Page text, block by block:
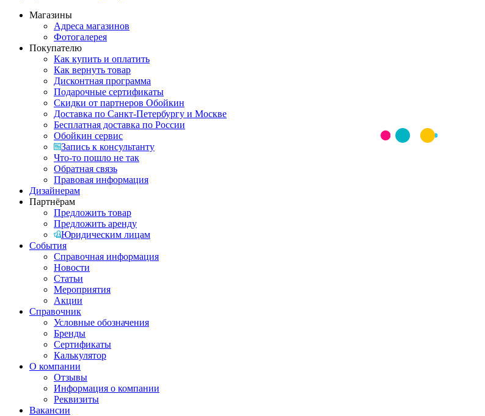
Магазины
Адреса магазинов
Фотогалерея
Покупателю
Как купить и оплатить
Как вернуть товар
Дисконтная программа
Подарочные сертификаты
Скидки от партнеров Обойкин
Доставка по Санкт-Петербургу и Москве
Бесплатная доставка по России
Обойкин сервис
Запись к консультанту
Что-то пошло не так
Обратная связь
Правовая информация
Дизайнерам
Партнёрам
Предложить товар
Предложить аренду
Юридическим лицам
События
Справочная информация
Новости
Статьи
Мероприятия
Акции
Справочник
Условные обозначения
Бренды
Сертификаты
Калькулятор
О компании
Отзывы
Информация о компании
Реквизиты
Вакансии